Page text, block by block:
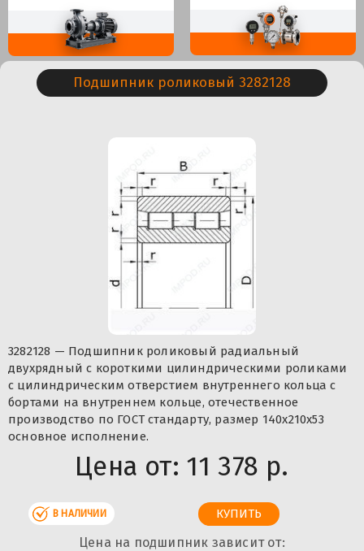
Подшипник роликовый 3282128
3282128 — Подшипник роликовый радиальный
двухрядный с короткими цилиндрическими роликами
с цилиндрическим отверстием внутреннего кольца с
бортами на внутреннем кольце, отечественное
производство по ГОСТ стандарту, размер 140x210x53
основное исполнение.
Цена от: 11 378 р.
В НАЛИЧИИ
Цена на подшипник зависит от: